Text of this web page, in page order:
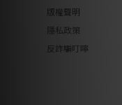
版權聲明
隱私政策
反詐騙叮嚀